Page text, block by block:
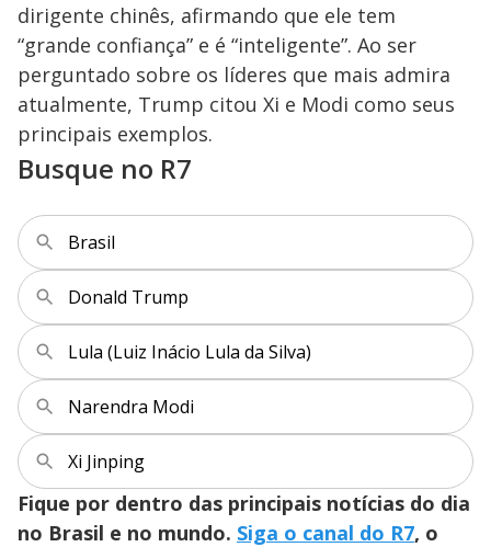
dirigente chinês, afirmando que ele tem
“grande confiança” e é “inteligente”. Ao ser
perguntado sobre os líderes que mais admira
atualmente, Trump citou Xi e Modi como seus
principais exemplos.
Busque no R7
Brasil
Donald Trump
Lula (Luiz Inácio Lula da Silva)
Narendra Modi
Xi Jinping
Fique por dentro das principais notícias do dia
no Brasil e no mundo. Siga o canal do R7, o